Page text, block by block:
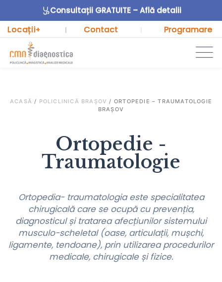
Consultații GRATUITE – Află detalii
Locații+ | Contact Programare
ACASĂ / POLICLINICĂ BRAȘOV / ORTOPEDIE – TRAUMATOLOGIE
BRAȘOV
Ortopedie -
Traumatologie
Ortopedia- traumatologia este specialitatea
chirugicală care se ocupă cu prevenția,
diagnosticul și tratarea afecțiunilor sistemului
musculo-scheletal (oase, articulații, mușchi,
ligamente, tendoane), prin utilizarea procedurilor
medicale, chirugicale și fizice.